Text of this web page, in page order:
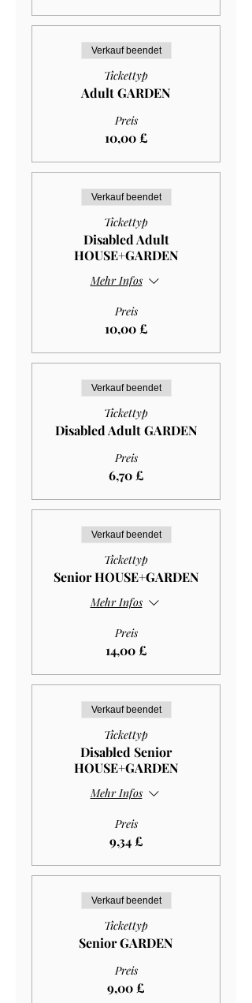
Verkauf beendet
Tickettyp
Adult GARDEN
Preis
10,00 £
Verkauf beendet
Tickettyp
Disabled Adult
HOUSE+GARDEN
Mehr Infos
Preis
10,00 £
Verkauf beendet
Tickettyp
Disabled Adult GARDEN
Preis
6,70 £
Verkauf beendet
Tickettyp
Senior HOUSE+GARDEN
Mehr Infos
Preis
14,00 £
Verkauf beendet
Tickettyp
Disabled Senior
HOUSE+GARDEN
Mehr Infos
Preis
9,34 £
Verkauf beendet
Tickettyp
Senior GARDEN
Preis
9,00 £